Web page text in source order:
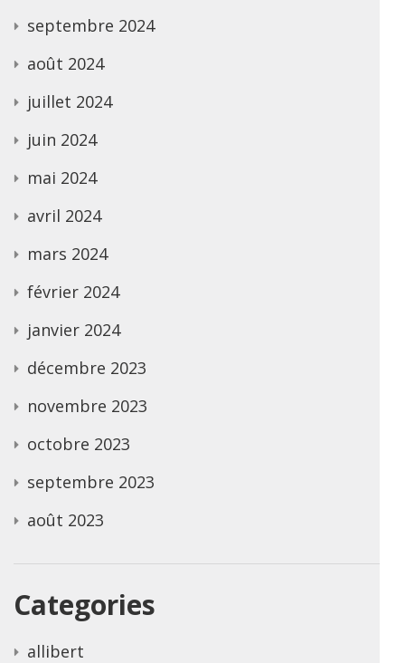
septembre 2024
août 2024
juillet 2024
juin 2024
mai 2024
avril 2024
mars 2024
février 2024
janvier 2024
décembre 2023
novembre 2023
octobre 2023
septembre 2023
août 2023
Categories
allibert